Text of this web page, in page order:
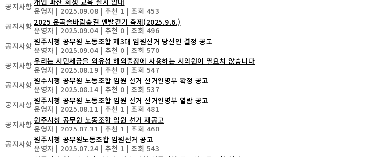
공지사항 운영자 | 2025.09.08 | 추천 1 | 조회 453
공지사항 2025 운곡솔바람숲길 맨발걷기 축제(2025.9.6.)
운영자 | 2025.09.04 | 추천 0 | 조회 496
공지사항 원주시청 공무원 노동조합 제3대 임원선거 당선인 결정 공고
운영자 | 2025.09.04 | 추천 0 | 조회 570
공지사항 우리는 시민세금을 외유성 해외출장에 사용하는 시의원이 필요치 않습니다
운영자 | 2025.08.19 | 추천 0 | 조회 547
공지사항 원주시청 공무원 노동조합 임원 선거 선거인명부 확정 공고
운영자 | 2025.08.14 | 추천 0 | 조회 537
공지사항 원주시청 공무원 노동조합 임원 선거 선거인명부 열람 공고
운영자 | 2025.08.11 | 추천 1 | 조회 481
공지사항 원주시청 공무원 노동조합 임원 선거 재공고
운영자 | 2025.07.31 | 추천 1 | 조회 460
공지사항 원주시청 공무원노동조합 임원선거 공고
운영자 | 2025.07.24 | 추천 1 | 조회 543